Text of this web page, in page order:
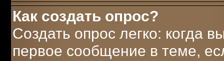
Как создать опрос?
Создать опрос легко: когда
первое сообщение в теме,